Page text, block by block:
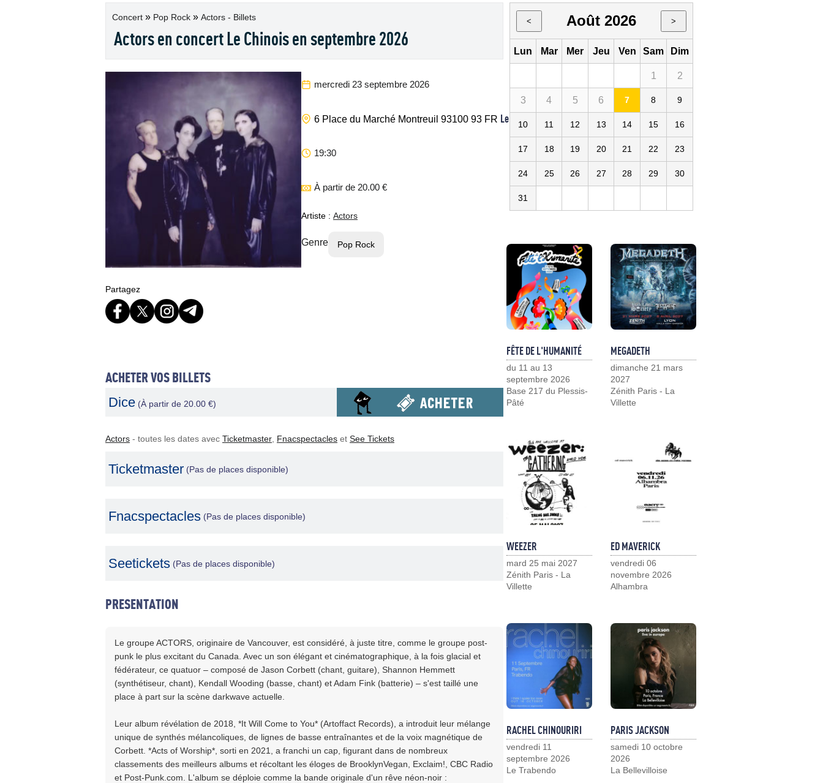
Concert » Pop Rock » Actors - Billets
Actors en concert Le Chinois en septembre 2026
mercredi 23 septembre 2026
6 Place du Marché Montreuil 93100 93 FR Le Chinois
19:30
À partir de 20.00 €
Artiste : Actors
Genre Pop Rock
Partagez
ACHETER VOS BILLETS
Dice (À partir de 20.00 €)
Actors - toutes les dates avec Ticketmaster Fnacspectacles et See Tickets
Ticketmaster (Pas de places disponible)
Fnacspectacles (Pas de places disponible)
Seetickets (Pas de places disponible)
PRESENTATION
Le groupe ACTORS, originaire de Vancouver, est considéré, à juste titre, comme le groupe post-
punk le plus excitant du Canada. Avec un son élégant et cinématographique, à la fois glacial et
fédérateur, ce quatuor – composé de Jason Corbett (chant, guitare), Shannon Hemmett
(synthétiseur, chant), Kendall Wooding (basse, chant) et Adam Fink (batterie) – s'est taillé une
place à part sur la scène darkwave actuelle.
Leur album révélation de 2018, *It Will Come to You* (Artoffact Records), a introduit leur mélange
unique de synthés mélancoliques, de lignes de basse entraînantes et de la voix magnétique de
Corbett. *Acts of Worship*, sorti en 2021, a franchi un cap, figurant dans de nombreux
classements des meilleurs albums et récoltant les éloges de BrooklynVegan, Exclaim!, CBC Radio
et Post-Punk.com. L'album se déploie comme la bande originale d'un rêve néon-noir :
< Août 2026 >
Lun Mar Mer Jeu Ven Sam Dim
1 2
3 4 5 6 7 8 9
10 11 12 13 14 15 16
17 18 19 20 21 22 23
24 25 26 27 28 29 30
31
FÊTE DE L'HUMANITÉ
du 11 au 13
septembre 2026
Base 217 du Plessis-
Pâté
MEGADETH
dimanche 21 mars
2027
Zénith Paris - La
Villette
WEEZER
mard 25 mai 2027
Zénith Paris - La
Villette
ED MAVERICK
vendredi 06
novembre 2026
Alhambra
RACHEL CHINOURIRI
vendredi 11
septembre 2026
Le Trabendo
PARIS JACKSON
samedi 10 octobre
2026
La Bellevilloise